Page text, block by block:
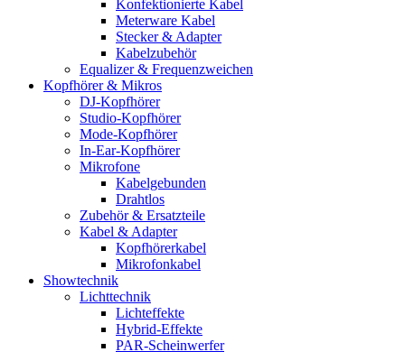
Konfektionierte Kabel
Meterware Kabel
Stecker & Adapter
Kabelzubehör
Equalizer & Frequenzweichen
Kopfhörer & Mikros
DJ-Kopfhörer
Studio-Kopfhörer
Mode-Kopfhörer
In-Ear-Kopfhörer
Mikrofone
Kabelgebunden
Drahtlos
Zubehör & Ersatzteile
Kabel & Adapter
Kopfhörerkabel
Mikrofonkabel
Showtechnik
Lichttechnik
Lichteffekte
Hybrid-Effekte
PAR-Scheinwerfer